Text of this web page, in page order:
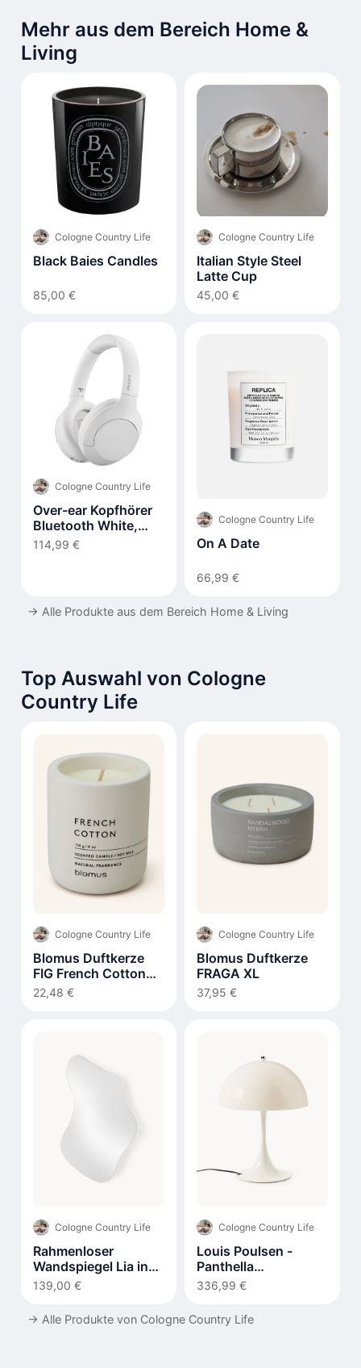
Mehr aus dem Bereich Home &
Living
Cologne Country Life
Black Baies Candles
85,00 €
Cologne Country Life
Italian Style Steel
Latte Cup
45,00 €
Cologne Country Life
Over-ear Kopfhörer
Bluetooth White,
TAH8506WT/00
114,99 €
Cologne Country Life
On A Date
66,99 €
→ Alle Produkte aus dem Bereich Home & Living
Top Auswahl von Cologne
Country Life
Cologne Country Life
Blomus Duftkerze
FIG French Cotton
290g
22,48 €
Cologne Country Life
Blomus Duftkerze
FRAGA XL
37,95 €
Cologne Country Life
Rahmenloser
Wandspiegel Lia in
organischer Form
139,00 €
Cologne Country Life
Louis Poulsen -
Panthella
Tischleuchte 320
336,99 €
→ Alle Produkte von Cologne Country Life